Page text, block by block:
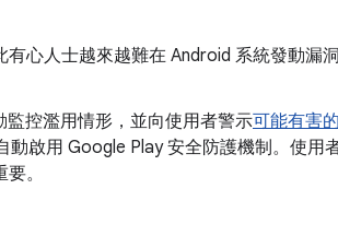
心人士越來越難在 Android 系統發動漏
監控濫用情形，並向使用者警示可能有害
動啟用 Google Play 安全防護機制。使用
。